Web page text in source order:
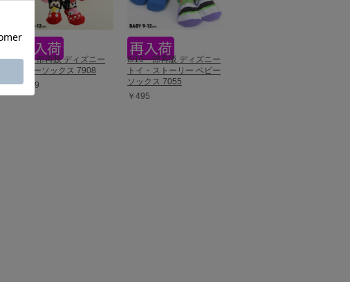
4/3一部再販 ディズニー
ベビーソックス 7908
￥539
6/10一部再販 ディズニー
トイ・ストーリー ベビー
ソックス 7055
￥495